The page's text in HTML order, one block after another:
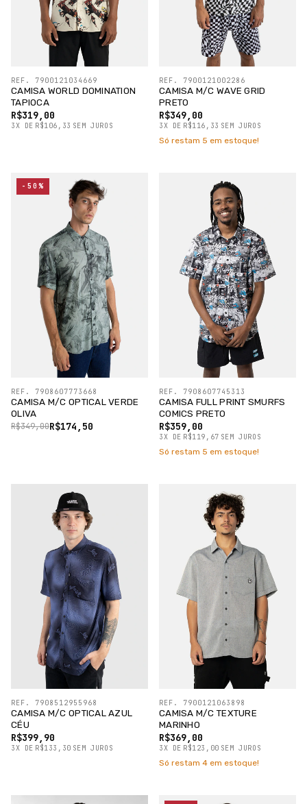
CAMISA WORLD DOMINATION
TAPIOCA
R$319,00
3X DE R$106,33 SEM JUROS
REF. 7900121034669
CAMISA M/C WAVE GRID
PRETO
R$349,00
3X DE R$116,33 SEM JUROS
REF. 7900121002286
Só restam 5 em estoque!
CAMISA M/C OPTICAL VERDE
OLIVA
R$174,50
R$349,00
REF. 7908607773668
-50%
CAMISA FULL PRINT SMURFS
COMICS PRETO
R$359,00
3X DE R$119,67 SEM JUROS
REF. 7908607745313
Só restam 5 em estoque!
CAMISA M/C OPTICAL AZUL
CÉU
R$399,90
3X DE R$133,30 SEM JUROS
REF. 7908512955968
CAMISA M/C TEXTURE
MARINHO
R$369,00
3X DE R$123,00 SEM JUROS
REF. 7900121063898
Só restam 4 em estoque!